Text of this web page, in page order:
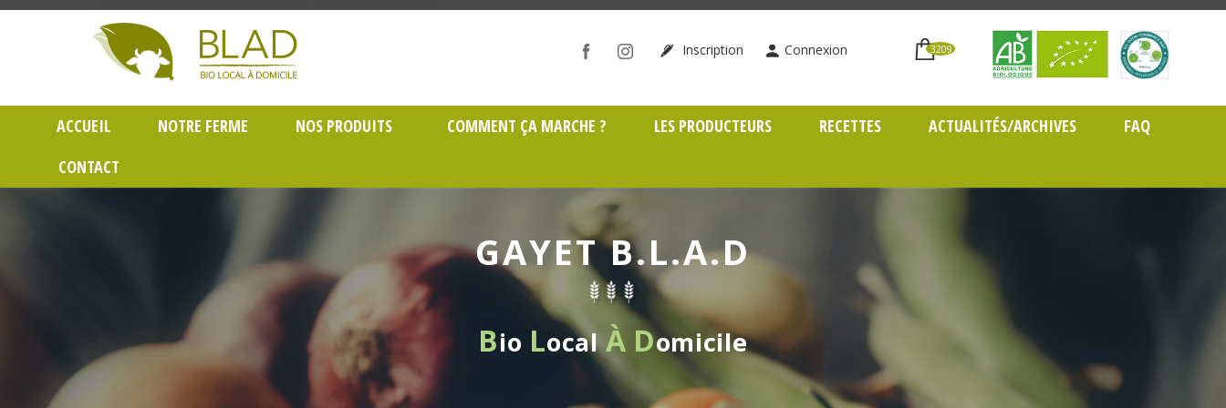
Inscription Connexion 3209
ACCUEIL NOTRE FERME NOS PRODUITS COMMENT ÇA MARCHE ? LES PRODUCTEURS RECETTES ACTUALITÉS/ARCHIVES
FAQ
CONTACT
GAYET B.L.A.D
Bio LocalÀ Domicile